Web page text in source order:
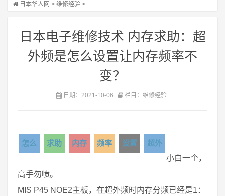
日本华人网 > 维修经验 >
日本电子维修技术 内存求助：超
外频是怎么设置让内存频率不
变？
日期：2021-10-06 栏目：维修经验
怎么 求助 内存 频率 设置
超外
小白一个，
高手勿喷。
MIS P45 NOE2主板，在超外频时内存分频已经是1：